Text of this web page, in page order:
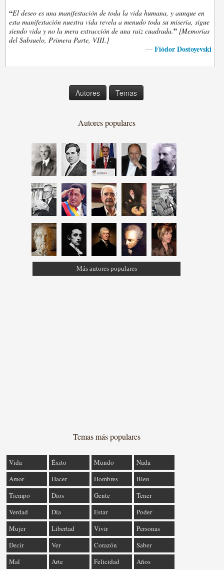
“El deseo es una manifestación de toda la vida humana, y aunque en
esta manifestación nuestra vida revela a menudo toda su miseria, sigue
siendo vida y no la mera extracción de una raiz cuadrada.” [Memorias
del Subsuelo, Primera Parte, VIII.]
— Fiódor Dostoyevski
Autores Temas
Autores populares
Más autores populares
Temas más populares
Vida Éxito Mundo
Nada
Amor
Hacer Hombres
Bien
Tiempo
Dios Gente
Tener
Verdad
Día Estar
Poder
Mujer
Libertad Vivir
Personas
Decir
Ver Corazón
Saber
Mal
Arte Felicidad Años